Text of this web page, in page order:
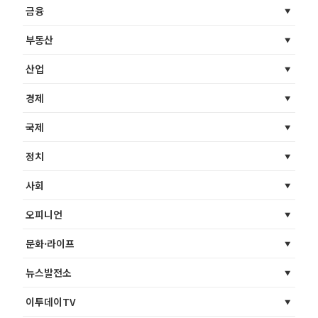
금융
부동산
산업
경제
국제
정치
사회
오피니언
문화·라이프
뉴스발전소
이투데이TV